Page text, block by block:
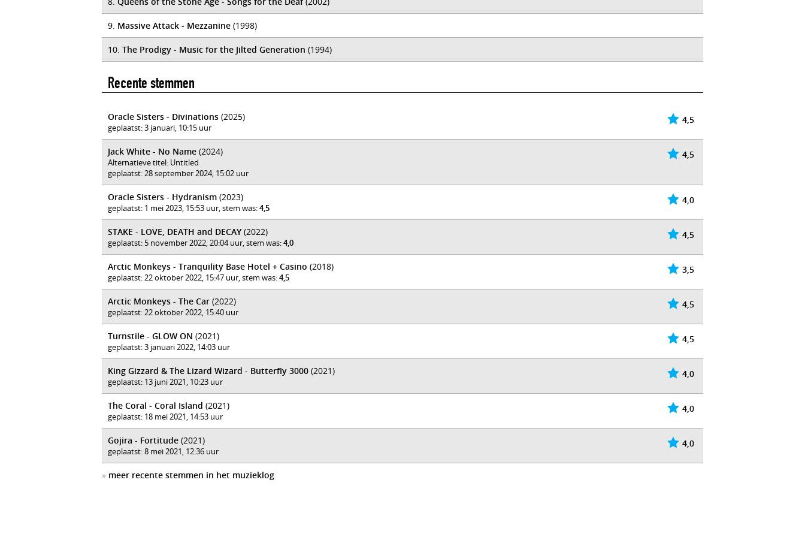
9. Massive Attack - Mezzanine (1998)
10. The Prodigy - Music for the Jilted Generation (1994)
Recente stemmen
4,5
Oracle Sisters - Divinations (2025)
geplaatst: 3 januari, 10:15 uur
4,5
Jack White - No Name (2024)
Alternatieve titel: Untitled
geplaatst: 28 september 2024, 15:02 uur
4,0
Oracle Sisters - Hydranism (2023)
geplaatst: 1 mei 2023, 15:53 uur, stem was:4,5
4,5
STAKE - LOVE, DEATH and DECAY (2022)
geplaatst: 5 november 2022, 20:04 uur, stem was:4,0
3,5
Arctic Monkeys - Tranquility Base Hotel + Casino (2018)
geplaatst: 22 oktober 2022, 15:47 uur, stem was:4,5
4,5
Arctic Monkeys - The Car (2022)
geplaatst: 22 oktober 2022, 15:40 uur
4,5
Turnstile - GLOW ON (2021)
geplaatst: 3 januari 2022, 14:03 uur
4,0
King Gizzard & The Lizard Wizard - Butterfly 3000 (2021)
geplaatst: 13 juni 2021, 10:23 uur
4,0
The Coral - Coral Island (2021)
geplaatst: 18 mei 2021, 14:53 uur
4,0
Gojira - Fortitude (2021)
geplaatst: 8 mei 2021, 12:36 uur
» meer recente stemmen in het muzieklog